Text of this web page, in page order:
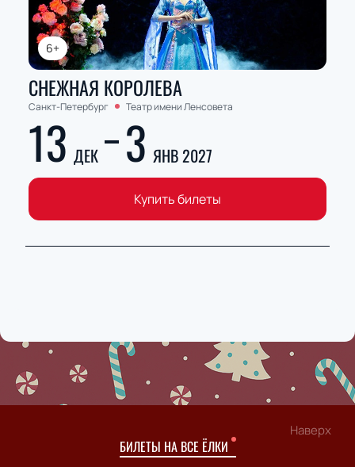
6+
СНЕЖНАЯ КОРОЛЕВА
Санкт-Петербург Театр имени Ленсовета
13 ДЕК 3 ЯНВ 2027
Купить билеты
Наверх
БИЛЕТЫ НА ВСЕ ЁЛКИ